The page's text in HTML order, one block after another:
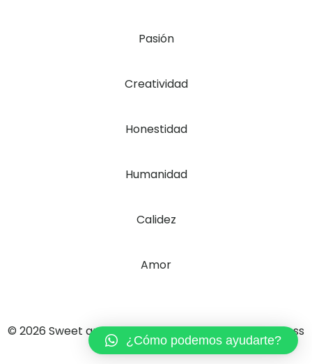
Pasión
Creatividad
Honestidad
Humanidad
Calidez
Amor
© 2026 Sweet and Fit. Created with ❤ using WordPress
andKubio
¿Cómo podemos ayudarte?